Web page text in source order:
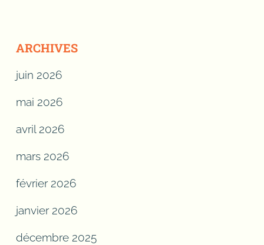
ARCHIVES
juin 2026
mai 2026
avril 2026
mars 2026
février 2026
janvier 2026
décembre 2025